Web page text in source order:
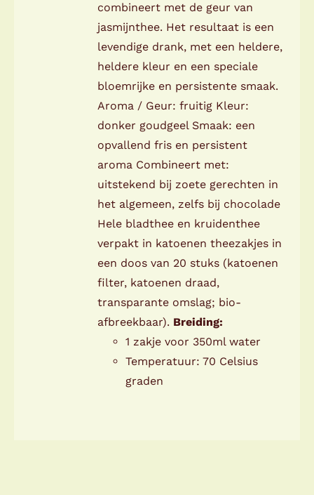
combineert met de geur van
jasmijnthee. Het resultaat is een
levendige drank, met een heldere,
heldere kleur en een speciale
bloemrijke en persistente smaak.
Aroma / Geur: fruitig Kleur:
donker goudgeel Smaak: een
opvallend fris en persistent
aroma Combineert met: ​
uitstekend bij zoete gerechten in
het algemeen, zelfs bij chocolade ​
Hele bladthee en kruidenthee
verpakt in katoenen theezakjes in
een doos van 20 stuks (katoenen
filter, katoenen draad,
transparante omslag; bio-
afbreekbaar). Breiding:
1 zakje voor 350ml water
Temperatuur: 70 Celsius
graden